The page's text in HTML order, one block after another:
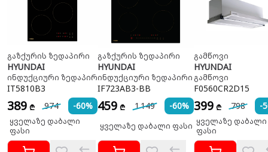
გაზქურის ზედაპირი
HYUNDAI
ინდუქციური ზედაპირი
IT5810B3
389 ₾ 974 -60%
ყველაზე დაბალი
ფასი
გაზქურის ზედაპირი
HYUNDAI
ინდუქციური ზედაპირი
IF723AB3-BB
459 ₾ 1 149 -60%
ყველაზე დაბალი ფასი
გამწოვი
HYUNDAI
გამწოვი
F0560CR2D15
399 ₾ 798 -
ყველაზე დაბალი
ფასი